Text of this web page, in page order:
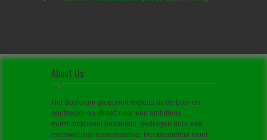
About Us
Het Bosforum groepeert experts uit de bos- en
houtsector en streeft naar een ambitieus
multifunctioneel bosbeleid, gedragen door een
evenwichtige toekomstvisie. Het Bosbeleid moet